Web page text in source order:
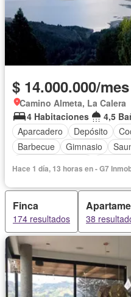
$ 14.000.000/mes
Camino Almeta, La Calera
4 Habitaciones
4,5
Aparcadero
Depósito
Barbecue
Gimnasio
Hace 1 día, 13 horas en - G7
Finca
174 resultados 38